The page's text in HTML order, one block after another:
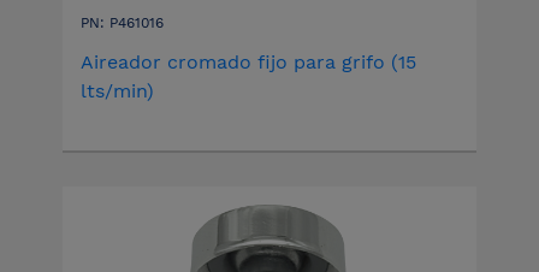
PN: P461016
Aireador cromado fijo para grifo (15
lts/min)